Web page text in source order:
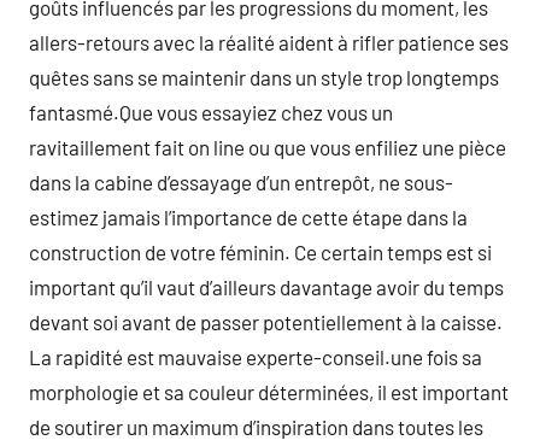
goûts influencés par les progressions du moment, les
allers-retours avec la réalité aident à rifler patience ses
quêtes sans se maintenir dans un style trop longtemps
fantasmé.Que vous essayiez chez vous un
ravitaillement fait on line ou que vous enfiliez une pièce
dans la cabine d’essayage d’un entrepôt, ne sous-
estimez jamais l’importance de cette étape dans la
construction de votre féminin. Ce certain temps est si
important qu’il vaut d’ailleurs davantage avoir du temps
devant soi avant de passer potentiellement à la caisse.
La rapidité est mauvaise experte-conseil.une fois sa
morphologie et sa couleur déterminées, il est important
de soutirer un maximum d’inspiration dans toutes les